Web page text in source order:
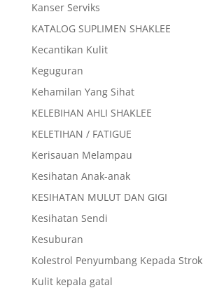
Kanser Serviks
KATALOG SUPLIMEN SHAKLEE
Kecantikan Kulit
Keguguran
Kehamilan Yang Sihat
KELEBIHAN AHLI SHAKLEE
KELETIHAN / FATIGUE
Kerisauan Melampau
Kesihatan Anak-anak
KESIHATAN MULUT DAN GIGI
Kesihatan Sendi
Kesuburan
Kolestrol Penyumbang Kepada Strok
Kulit kepala gatal